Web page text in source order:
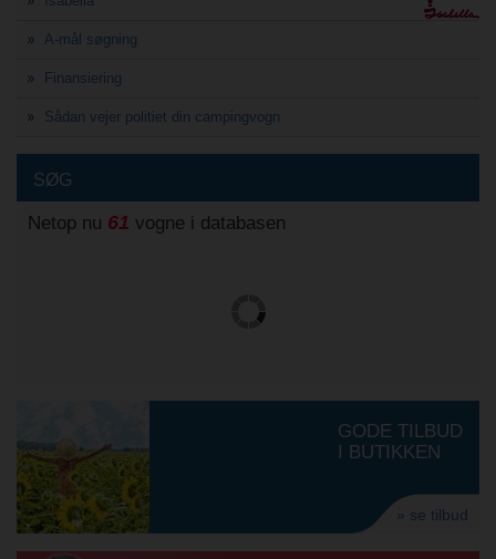
A-mål søgning
Finansiering
Sådan vejer politiet din campingvogn
SØG
Netop nu 61 vogne i databasen
GODE TILBUD
I BUTIKKEN
» se tilbud